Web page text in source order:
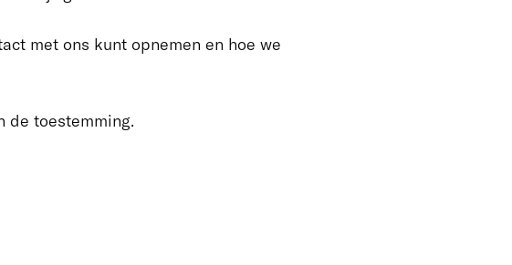
met ons kunt opnemen en hoe we
de toestemming.